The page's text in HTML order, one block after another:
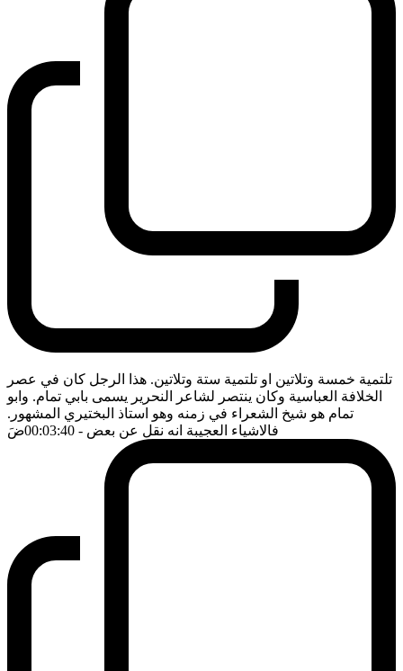
تلتمية خمسة وتلاتين او تلتمية ستة وتلاتين. هذا الرجل كان في عصر
الخلافة العباسية وكان ينتصر لشاعر النحرير يسمى بابي تمام. وابو
تمام هو شيخ الشعراء في زمنه وهو استاذ البختيري المشهور.
فالاشياء العجيبة انه نقل عن بعض - 00:03:40 ضَ